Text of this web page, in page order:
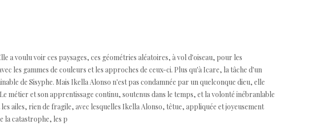
a voulu voir ces paysages, ces géométries aléatoires, à vol d'oiseau, pour les
les gammes de couleurs et les approches de ceux-ci. Plus qu'à Icare, la tâche d'un
de Sisyphe. Mais Ikella Alonso n'est pas condamnée par un quelconque dieu, elle
et son apprentissage continu, soutenus dans le temps, et la volonté inébranlable
ailes, rien de fragile, avec lesquelles Ikella Alonso, têtue, appliquée et joyeusement
la catastrophe, les p